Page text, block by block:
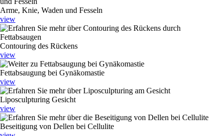
Arme, Knie, Waden und Fesseln
view
Contouring des Rückens
view
Fettabsaugung bei Gynäkomastie
view
Liposculpturing Gesicht
view
Beseitigung von Dellen bei Cellulite